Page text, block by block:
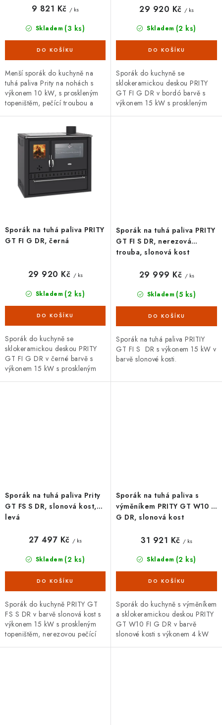
Skladem (3 ks)
9 821 Kč / ks
Menší sporák do kuchyně na
tuhá paliva Prity na nohách s
výkonem 10 kW, s proskleným
topeništěm, pečící troubou a
Skladem (2 ks)
29 920 Kč / ks
Sporák do kuchyně se
sklokeramickou deskou PRITY
GT FI G DR v bordó barvě s
výkonem 15 kW s proskleným
Sporák na tuhá paliva PRITY
GT FI G DR, černá
Skladem (2 ks)
29 920 Kč / ks
Sporák do kuchyně se
sklokeramickou deskou PRITY
GT FI G DR v černé barvě s
výkonem 15 kW s proskleným
Sporák na tuhá paliva PRITY
GT FI S DR, nerezová
trouba, slonová kost
Skladem (5 ks)
29 999 Kč / ks
Sporák na tuhá paliva PRITIY
GT FI S DR s výkonem 15 kW v
barvě slonové kosti.
Sporák na tuhá paliva Prity
GT FS S DR, slonová kost,
levá
Skladem (2 ks)
27 497 Kč / ks
Sporák do kuchyně PRITY GT
FS S DR v barvě slonová kost s
výkonem 15 kW s proskleným
topeništěm, nerezovou pečící
Sporák na tuhá paliva s
výměníkem PRITY GT W10 FI
G DR, slonová kost
Skladem (2 ks)
31 921 Kč / ks
Sporák do kuchyně s výměníkem
a sklokeramickou deskou PRITY
GT W10 FI G DR v barvě
slonové kosti s výkonem 4 kW